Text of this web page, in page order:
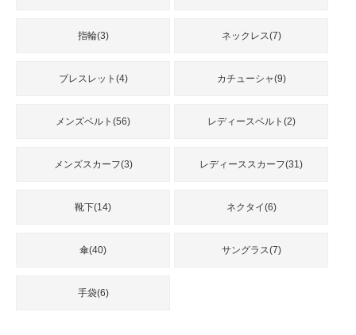
指輪(3) ネックレス(7)
ブレスレット(4) カチューシャ(9)
メンズベルト(56) レディースベルト(2)
メンズスカーフ(3) レディーススカーフ(31)
靴下(14) ネクタイ(6)
傘(40) サングラス(7)
手袋(6)